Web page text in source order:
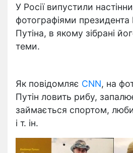
У Росії випустили
фотографіями
Путіна, в якому зібрані
теми.
Як повідомляє CNN, на
Путін ловить рибу,
займається спортом,
і т. ін.